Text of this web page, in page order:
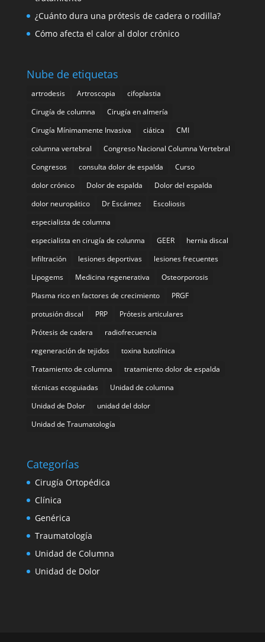
¿Cuánto dura una prótesis de cadera o rodilla?
Cómo afecta el calor al dolor crónico
Nube de etiquetas
artrodesis Artroscopia
cifoplastia
Cirugía de columna
Cirugía en almería
Cirugía Mínimamente Invasiva
ciática
CMI
columna vertebral
Congreso Nacional Columna Vertebral
Congresos
consulta dolor de espalda
Curso
dolor crónico
Dolor de espalda
Dolor del espalda
dolor neuropático
Dr Escámez
Escoliosis
especialista de columna
especialista en cirugía de colunma
GEER
hernia discal
Infiltración
lesiones deportivas
lesiones frecuentes
Lipogems
Medicina regenerativa
Osteorporosis
Plasma rico en factores de crecimiento
PRGF
protusión discal
PRP
Prótesis articulares
Prótesis de cadera
radiofrecuencia
regeneración de tejidos
toxina butolínica
Tratamiento de columna
tratamiento dolor de espalda
técnicas ecoguiadas
Unidad de columna
Unidad de Dolor
unidad del dolor
Unidad de Traumatología
Categorías
Cirugía Ortopédica
Clínica
Genérica
Traumatología
Unidad de Columna
Unidad de Dolor